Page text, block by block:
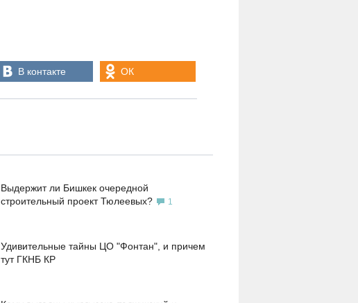
В контакте ОК
Выдержит ли Бишкек очередной
строительный проект Тюлеевых?
1
Удивительные тайны ЦО "Фонтан", и причем
тут ГКНБ КР